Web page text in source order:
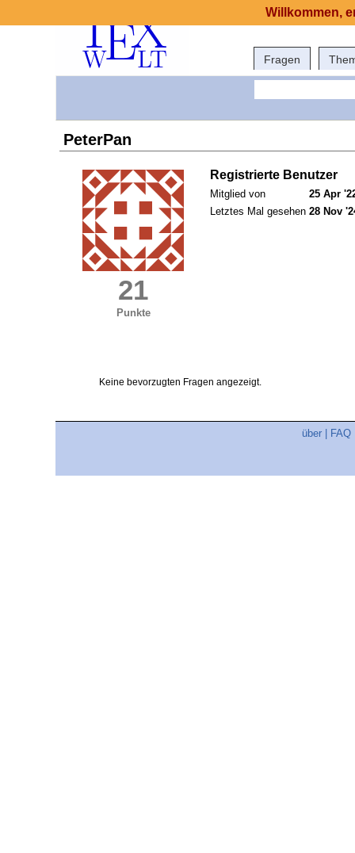
Fragen
PeterPan
21
Punkte
Registrierte Benutzer
Mitglied von
25 Apr
Letztes Mal gesehen 28 Nov
Keine bevorzugten Fragen angezeigt.
über FAQ
Willkommen,